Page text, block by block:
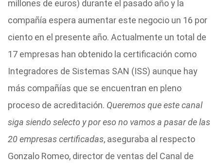
millones de euros) durante el pasado año y la
compañía espera aumentar este negocio un 16 por
ciento en el presente año. Actualmente un total de
17 empresas han obtenido la certificación como
Integradores de Sistemas SAN (ISS) aunque hay
más compañías que se encuentran en pleno
proceso de acreditación. Queremos que este canal
siga siendo selecto y por eso no vamos a pasar de las
20 empresas certificadas, aseguraba al respecto
Gonzalo Romeo, director de ventas del Canal de